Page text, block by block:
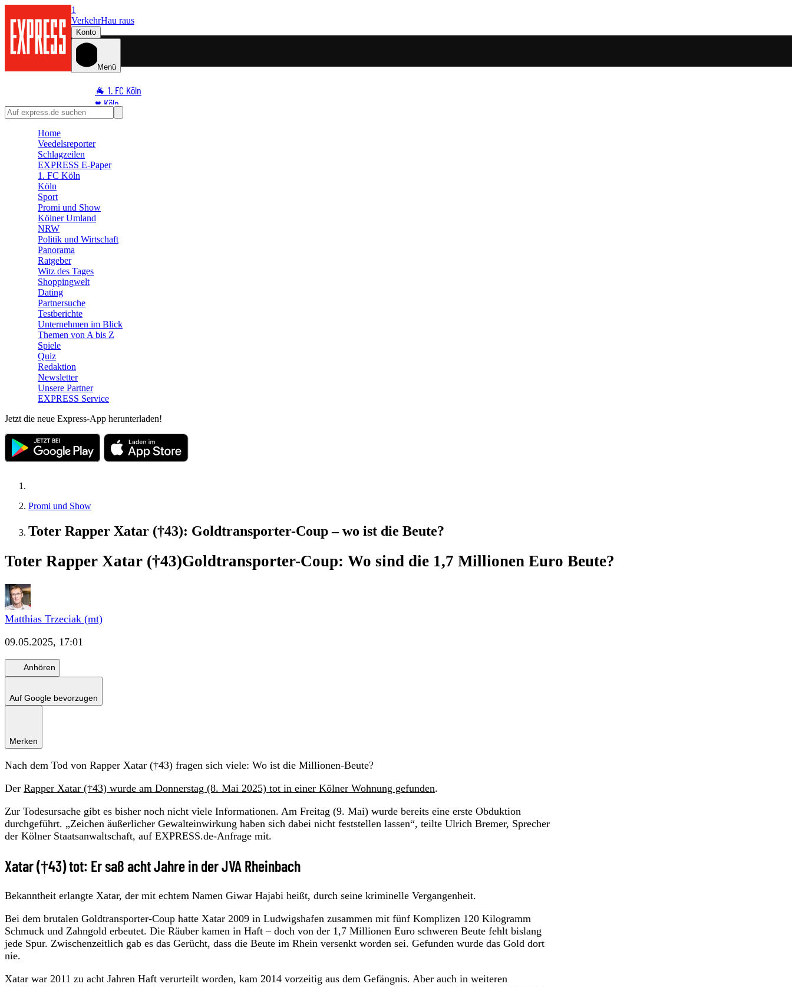
1
VerkehrHau raus
Konto
Menü
🐐 1. FC Köln
♥️ Köln
⭐ Promi
🛒 Shoppingwelt
🧩 Spiele
Home
Veedelsreporter
Schlagzeilen
EXPRESS E-Paper
1. FC Köln
Köln
Sport
Promi und Show
Kölner Umland
NRW
Politik und Wirtschaft
Panorama
Ratgeber
Witz des Tages
Shoppingwelt
Dating
Partnersuche
Testberichte
Unternehmen im Blick
Themen von A bis Z
Spiele
Quiz
Redaktion
Newsletter
Unsere Partner
EXPRESS Service
Jetzt die neue Express-App herunterladen!
Promi und Show
Toter Rapper Xatar (†43): Goldtransporter-Coup – wo ist die Beute?
Toter Rapper Xatar (†43)Goldtransporter-Coup: Wo sind die 1,7 Millionen Euro Beute?
Matthias Trzeciak (mt)
09.05.2025, 17:01
Anhören
Auf Google bevorzugen
Merken
Nach dem Tod von Rapper Xatar (†43) fragen sich viele: Wo ist die Millionen-Beute?
Der Rapper Xatar (†43) wurde am Donnerstag (8. Mai 2025) tot in einer Kölner Wohnung gefunden.
Zur Todesursache gibt es bisher noch nicht viele Informationen. Am Freitag (9. Mai) wurde bereits eine erste Obduktion
durchgeführt. „Zeichen äußerlicher Gewalteinwirkung haben sich dabei nicht feststellen lassen“, teilte Ulrich Bremer, Sprecher
der Kölner Staatsanwaltschaft, auf EXPRESS.de-Anfrage mit.
Xatar (†43) tot: Er saß acht Jahre in der JVA Rheinbach
Bekanntheit erlangte Xatar, der mit echtem Namen Giwar Hajabi heißt, durch seine kriminelle Vergangenheit.
Bei dem brutalen Goldtransporter-Coup hatte Xatar 2009 in Ludwigshafen zusammen mit fünf Komplizen 120 Kilogramm
Schmuck und Zahngold erbeutet. Die Räuber kamen in Haft – doch von der 1,7 Millionen Euro schweren Beute fehlt bislang
jede Spur. Zwischenzeitlich gab es das Gerücht, dass die Beute im Rhein versenkt worden sei. Gefunden wurde das Gold dort
nie.
Xatar war 2011 zu acht Jahren Haft verurteilt worden, kam 2014 vorzeitig aus dem Gefängnis. Aber auch in weiteren